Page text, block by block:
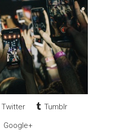
Twitter Tumblr
Google+